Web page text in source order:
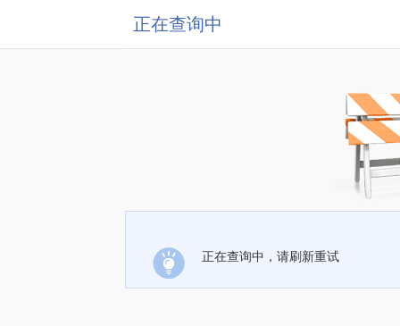
正在查询中
正在查询中，请刷新重试